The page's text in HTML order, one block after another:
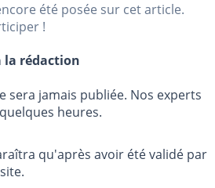
été posée sur cet article.
!
la rédaction
sera jamais publiée. Nos experts
heures.
qu'après avoir été validé par